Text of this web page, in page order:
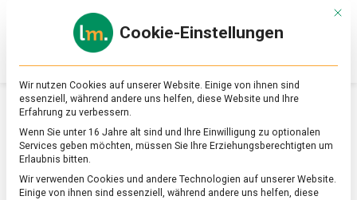
Online-
Magazin
zu
&
Ernährung
SCHLAGWORT:TOAST HAWAII
Mit
Cookie-Einstellungen
Wir nutzen Cookies auf unserer Website. Einige von ihnen sind
essenziell, während andere uns helfen, diese Website und Ihre
Erfahrung zu verbessern.
Wenn Sie unter 16 Jahre alt sind und Ihre Einwilligung zu optionalen
Services geben möchten, müssen Sie Ihre Erziehungsberechtigten um
Erlaubnis bitten.
Wir verwenden Cookies und andere Technologien auf unserer Website.
Einige von ihnen sind essenziell, während andere uns helfen, diese